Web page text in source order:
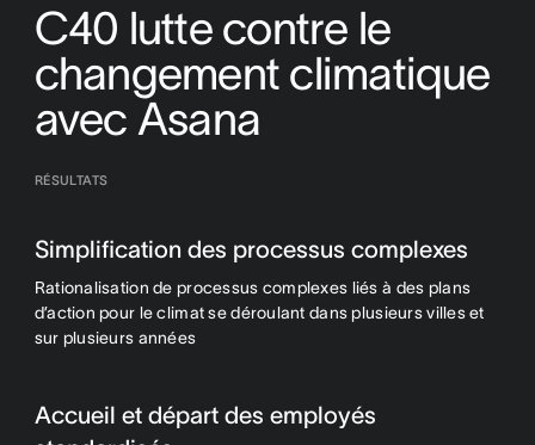
C40 lutte contre le
changement climatique
avec Asana
RÉSULTATS
Simplification des processus complexes
Rationalisation de processus complexes liés à des plans
d’action pour le climat se déroulant dans plusieurs villes et
sur plusieurs années
Accueil et départ des employés